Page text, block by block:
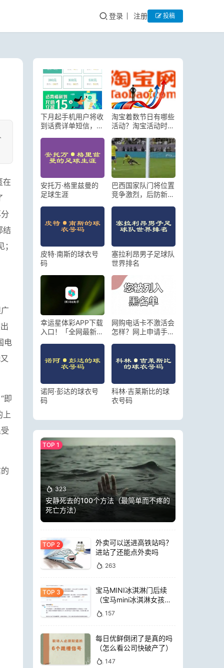
登录 注册 投稿
在
结
电
即
上
下月起手机用户将收
到话费详单短信，运
淘宝着数节日有哪些
活动？淘宝活动时间
安托万·格里兹曼的
足球生涯
巴西国家队门将位置
竞争激烈，后防新秀
皮特·南斯的球衣号
码
塞拉利昂男子足球队
世界排名
幸运星体彩APP下载
入口！「全网最新唯
网购电话卡不激活会
怎样？网上申请手机
诺阿·彭达的球衣号
码
科林·吉莱斯比的球
衣号码
323
安静死去的100个方法（最简单而不疼的
死亡方法）
外卖可以送进高铁站吗？
进站了还能点外卖吗
263
宝马MINI冰淇淋门后续
（宝马mini冰淇淋女孩员
工）157
每日优鲜倒闭了是真的吗
（怎么看公司快破产了）
147